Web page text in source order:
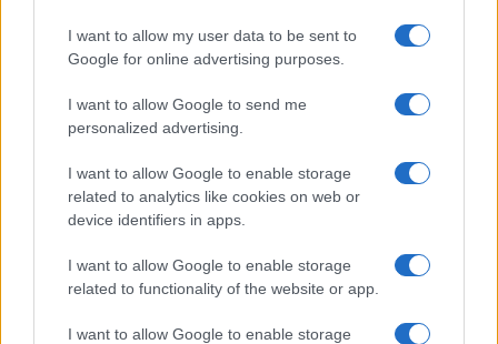
I want to allow my user data to be sent to
Google for online advertising purposes.
I want to allow Google to send me
personalized advertising.
I want to allow Google to enable storage
related to analytics like cookies on web or
device identifiers in apps.
I want to allow Google to enable storage
related to functionality of the website or app.
I want to allow Google to enable storage
Modificaciones en otros estados
Aunque el calendario escolar se mantuvo sin
cambios a nivel nacional, algunos estados han
confirmado modificaciones en las fechas de
término de curso debido a condiciones externas,
como las climatológicas. Entre los estados que han
anunciado cambios se encuentran